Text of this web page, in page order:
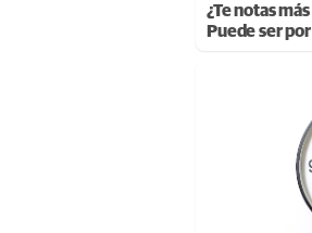
¿Te notas
Puede ser